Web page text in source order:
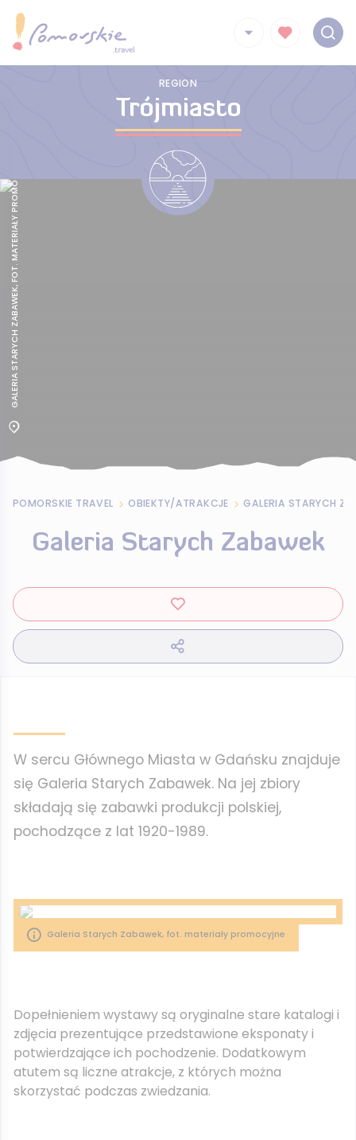
REGION
Trójmiasto
GALERIA STARYCH ZABAWEK, FOT. MATERIAŁY PROMOCYJNEFOT. MATERIAŁY PROMOCYJNE
POMORSKIE TRAVEL OBIEKTY/ATRAKCJE GALERIA STARYCH
Galeria Starych Zabawek
W sercu Głównego Miasta w Gdańsku znajduje
się Galeria Starych Zabawek. Na jej zbiory
składają się zabawki produkcji polskiej,
pochodzące z lat 1920-1989.
Galeria Starych Zabawek, fot. materiały promocyjne
Dopełnieniem wystawy są oryginalne stare katalogi i
zdjęcia prezentujące przedstawione eksponaty i
potwierdzające ich pochodzenie. Dodatkowym
atutem są liczne atrakcje, z których można
skorzystać podczas zwiedzania.